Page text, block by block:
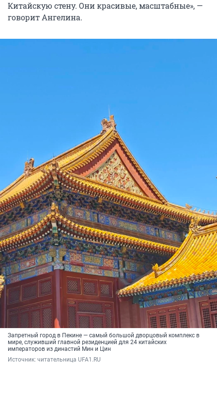
Китайскую стену. Они красивые, масштабные», —
говорит Ангелина.
Запретный город в Пекине — самый большой дворцовый комплекс в
мире, служивший главной резиденцией для 24 китайских
императоров из династий Мин и Цин
Источник: читательница UFA1.RU